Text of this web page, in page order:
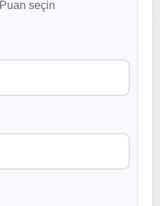
Puan seçin